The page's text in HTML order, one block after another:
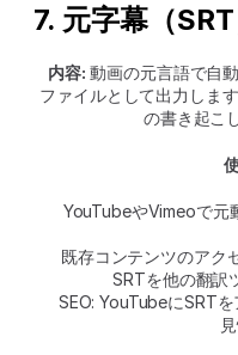
7. 元字幕（SRT
内容: 動画の元言語で自
ファイルとして出力しま
の書き起こ
YouTubeやVimeoで元
既存コンテンツのアク
SRTを他の翻訳
SEO: YouTubeにSRT